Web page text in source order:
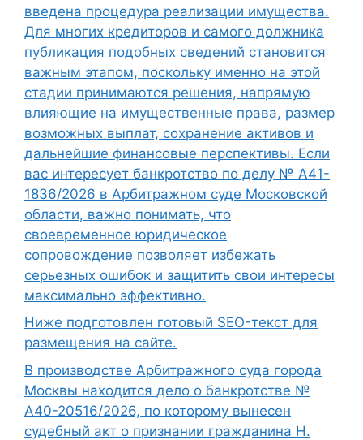
введена процедура реализации имущества.
Для многих кредиторов и самого должника
публикация подобных сведений становится
важным этапом, поскольку именно на этой
стадии принимаются решения, напрямую
влияющие на имущественные права, размер
возможных выплат, сохранение активов и
дальнейшие финансовые перспективы. Если
вас интересует банкротство по делу № А41-
1836/2026 в Арбитражном суде Московской
области, важно понимать, что
своевременное юридическое
сопровождение позволяет избежать
серьезных ошибок и защитить свои интересы
максимально эффективно.
Ниже подготовлен готовый SEO-текст для
размещения на сайте.
В производстве Арбитражного суда города
Москвы находится дело о банкротстве №
А40-20516/2026, по которому вынесен
судебный акт о признании гражданина Н.